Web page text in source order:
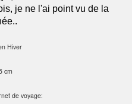
je ne l'ai point vu de la
Hiver
cm
de voyage: